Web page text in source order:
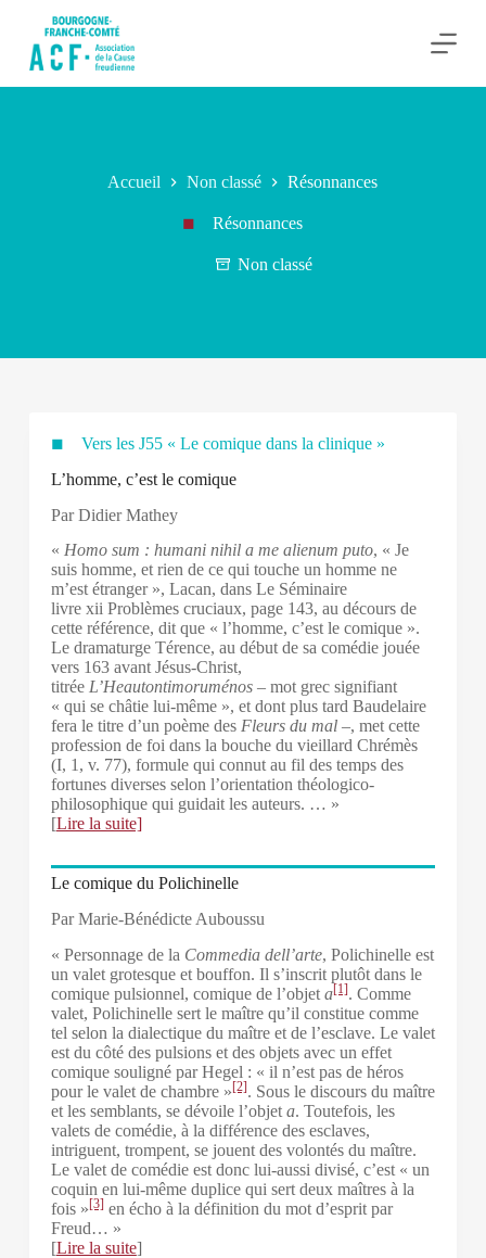
Accueil Non classé Résonnances
Résonnances
Non classé
Vers les J55 « Le comique dans la clinique »
L’homme, c’est le comique
Par Didier Mathey
« Homo sum : humani nihil a me alienum puto, « Je
suis homme, et rien de ce qui touche un homme ne
m’est étranger », Lacan, dans Le Séminaire
livre xii Problèmes cruciaux, page 143, au décours de
cette référence, dit que « l’homme, c’est le comique ».
Le dramaturge Térence, au début de sa comédie jouée
vers 163 avant Jésus-Christ,
titrée L’Heautontimoruménos– mot grec signifiant
« qui se châtie lui-même », et dont plus tard Baudelaire
fera le titre d’un poème des Fleurs du mal–, met cette
profession de foi dans la bouche du vieillard Chrémès
(I, 1, v. 77), formule qui connut au fil des temps des
fortunes diverses selon l’orientation théologico-
philosophique qui guidait les auteurs. … »
[Lire la suite]
Le comique du Polichinelle
Par Marie-Bénédicte Auboussu
« Personnage de la Commedia dell’arte, Polichinelle est
un valet grotesque et bouffon. Il s’inscrit plutôt dans le
comique pulsionnel, comique de l’objet a[1]. Comme
valet, Polichinelle sert le maître qu’il constitue comme
tel selon la dialectique du maître et de l’esclave. Le valet
est du côté des pulsions et des objets avec un effet
comique souligné par Hegel : « il n’est pas de héros
pour le valet de chambre »[2]. Sous le discours du maître
et les semblants, se dévoile l’objet a. Toutefois, les
valets de comédie, à la différence des esclaves,
intriguent, trompent, se jouent des volontés du maître.
Le valet de comédie est donc lui-aussi divisé, c’est « un
coquin en lui-même duplice qui sert deux maîtres à la
fois »[3]en écho à la définition du mot d’esprit par
Freud… »
[Lire la suite]